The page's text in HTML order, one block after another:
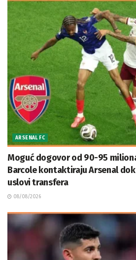
ARSENAL FC
Moguć dogovor od 90-95
Barcole kontaktiraju Arsenal
uslovi transfera
08/08/2026